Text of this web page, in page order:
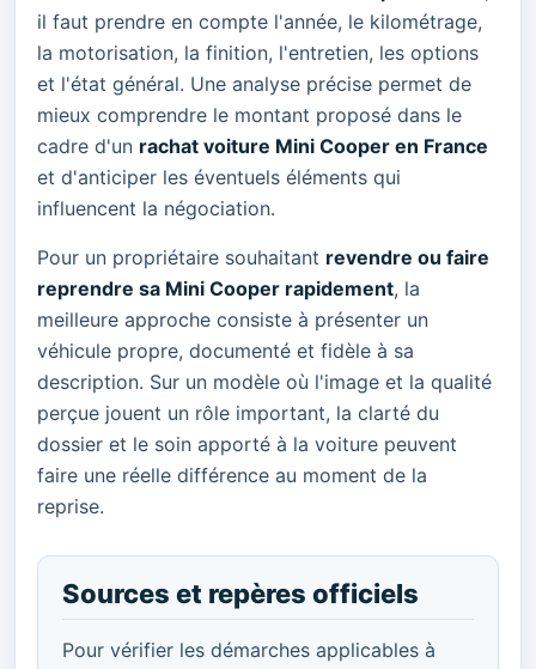
il faut prendre en compte l'année, le kilométrage,
la motorisation, la finition, l'entretien, les options
et l'état général. Une analyse précise permet de
mieux comprendre le montant proposé dans le
cadre d'un rachat voiture Mini Cooper en France
et d'anticiper les éventuels éléments qui
influencent la négociation.
Pour un propriétaire souhaitant revendre ou faire
reprendre sa Mini Cooper rapidement, la
meilleure approche consiste à présenter un
véhicule propre, documenté et fidèle à sa
description. Sur un modèle où l'image et la qualité
perçue jouent un rôle important, la clarté du
dossier et le soin apporté à la voiture peuvent
faire une réelle différence au moment de la
reprise.
Sources et repères officiels
Pour vérifier les démarches applicables à